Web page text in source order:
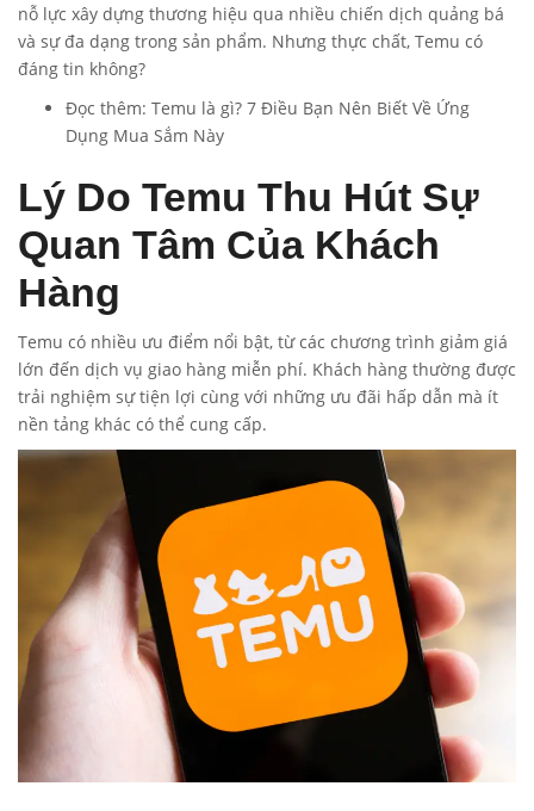
nỗ lực xây dựng thương hiệu qua nhiều chiến dịch quảng bá
và sự đa dạng trong sản phẩm. Nhưng thực chất, Temu có
đáng tin không?
Đọc thêm: Temu là gì? 7 Điều Bạn Nên Biết Về Ứng
Dụng Mua Sắm Này
Lý Do Temu Thu Hút Sự
Quan Tâm Của Khách
Hàng
Temu có nhiều ưu điểm nổi bật, từ các chương trình giảm giá
lớn đến dịch vụ giao hàng miễn phí. Khách hàng thường được
trải nghiệm sự tiện lợi cùng với những ưu đãi hấp dẫn mà ít
nền tảng khác có thể cung cấp.